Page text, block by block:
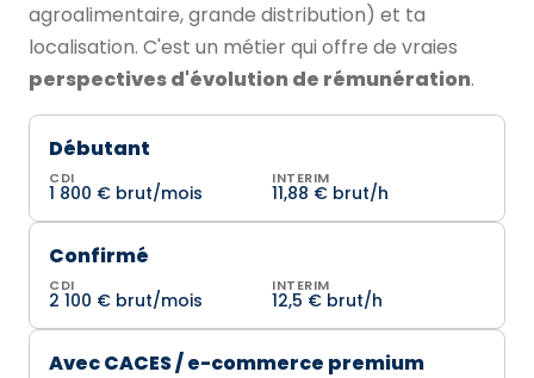
agroalimentaire, grande distribution) et ta
localisation. C'est un métier qui offre de vraies
perspectives d'évolution de rémunération.
Débutant
CDI
1 800 € brut/mois
INTERIM
11,88 € brut/h
Confirmé
CDI
2 100 € brut/mois
INTERIM
12,5 € brut/h
Avec CACES / e-commerce premium